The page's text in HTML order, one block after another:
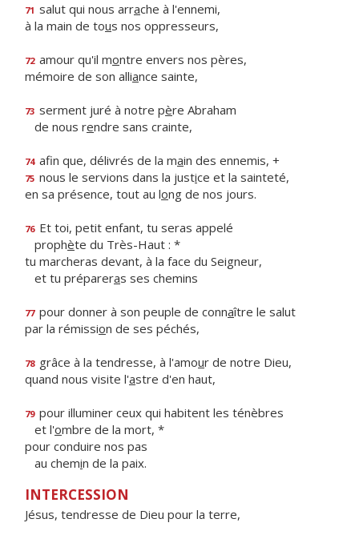
71 salut qui nous arrache à l'ennemi,
à la main de tous nos oppresseurs,
72 amour qu'il montre envers nos pères,
mémoire de son alliance sainte,
73 serment juré à notre père Abraham
de nous rendre sans crainte,
74 afin que, délivrés de la main des ennemis, +
75 nous le servions dans la justice et la sainteté,
en sa présence, tout au long de nos jours.
76 Et toi, petit enfant, tu seras appelé
prophète du Très-Haut : *
tu marcheras devant, à la face du Seigneur,
et tu prépareras ses chemins
77 pour donner à son peuple de connaître le salut
par la rémission de ses péchés,
78 grâce à la tendresse, à l'amour de notre Dieu,
quand nous visite l'astre d'en haut,
79 pour illuminer ceux qui habitent les ténèbres
et l'ombre de la mort, *
pour conduire nos pas
au chemin de la paix.
INTERCESSION
Jésus, tendresse de Dieu pour la terre,